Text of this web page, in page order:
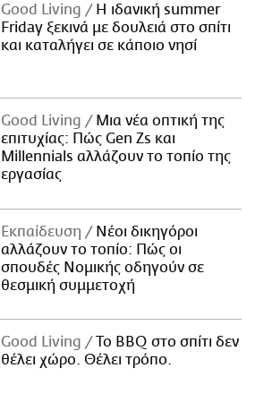
Good Living
Η ιδανική summer
Friday ξεκινά με δουλειά στο σπίτι
και καταλήγει σε κάποιο νησί
Good Living
Μια νέα οπτική της
επιτυχίας: Πώς Gen Zs και
Millennials αλλάζουν το τοπίο της
εργασίας
Εκπαίδευση
Νέοι δικηγόροι
αλλάζουν το τοπίο: Πώς οι
σπουδές Νομικής οδηγούν σε
θεσμική συμμετοχή
Good Living
Το BBQ στο σπίτι δεν
θέλει χώρο. Θέλει τρόπο.